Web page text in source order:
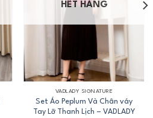
HẾT HÀNG
VADLADY SIGNATURE
Set Áo Peplum Và Chân váy
Tay Lỡ Thanh Lịch – VADLADY